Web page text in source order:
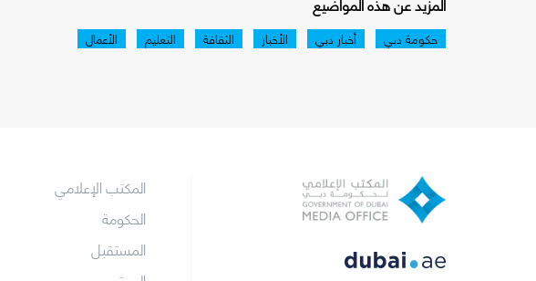
حكومة دبي أخبار دبي الأخبار الثقافة التعليم الأعمال
المكتب الإعلامي
الحكومة
المستقبل